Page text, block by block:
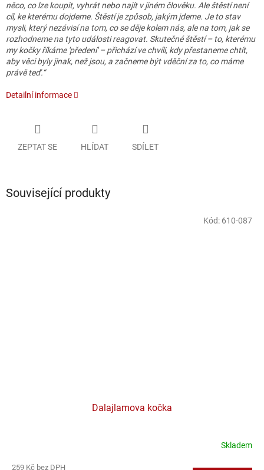
něco, co lze koupit, vyhrát nebo najít v jiném člověku. Ale štěstí není
cíl, ke kterému dojdeme. Štěstí je způsob, jakým jdeme. Je to stav
mysli, který nezávisí na tom, co se děje kolem nás, ale na tom, jak se
rozhodneme na tyto události reagovat. Skutečné štěstí – to, kterému
my kočky říkáme 'předení' – přichází ve chvíli, kdy přestaneme chtít,
aby věci byly jinak, než jsou, a začneme být vděční za to, co máme
právě teď.“
Detailní informace
ZEPTAT SE HLÍDAT SDÍLET
Související produkty
Dalajlamova kočka
Skladem
259 Kč bez DPH
Kód: 610-087